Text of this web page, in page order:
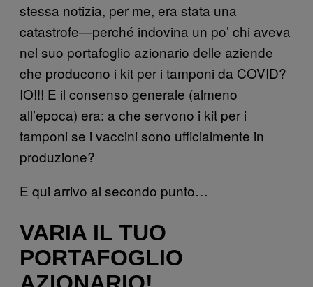
stessa notizia, per me, era stata una
catastrofe—perché indovina un po’ chi aveva
nel suo portafoglio azionario delle aziende
che producono i kit per i tamponi da COVID?
IO!!! E il consenso generale (almeno
all’epoca) era: a che servono i kit per i
tamponi se i vaccini sono ufficialmente in
produzione?
E qui arrivo al secondo punto…
VARIA IL TUO
PORTAFOGLIO